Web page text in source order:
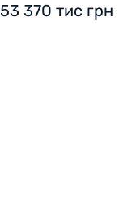
53 370 тис грн